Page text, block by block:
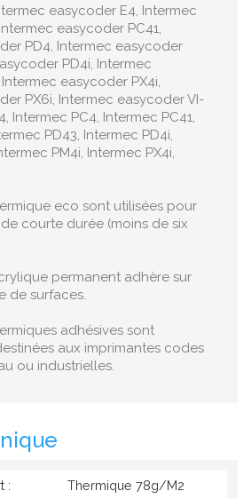
easycoder E4, Intermec
easycoder PC41,
PD4, Intermec easycoder
PD4i, Intermec
easycoder PX4i,
PX6i, Intermec easycoder VI-
Intermec PC4, Intermec PC41,
PD43, Intermec PD4i,
PM4i, Intermec PX4i,
eco sont utilisées pour
courte durée (moins de six
permanent adhère sur
de surfaces.
adhésives sont
aux imprimantes codes
ou industrielles.
: Thermique 78g/M2